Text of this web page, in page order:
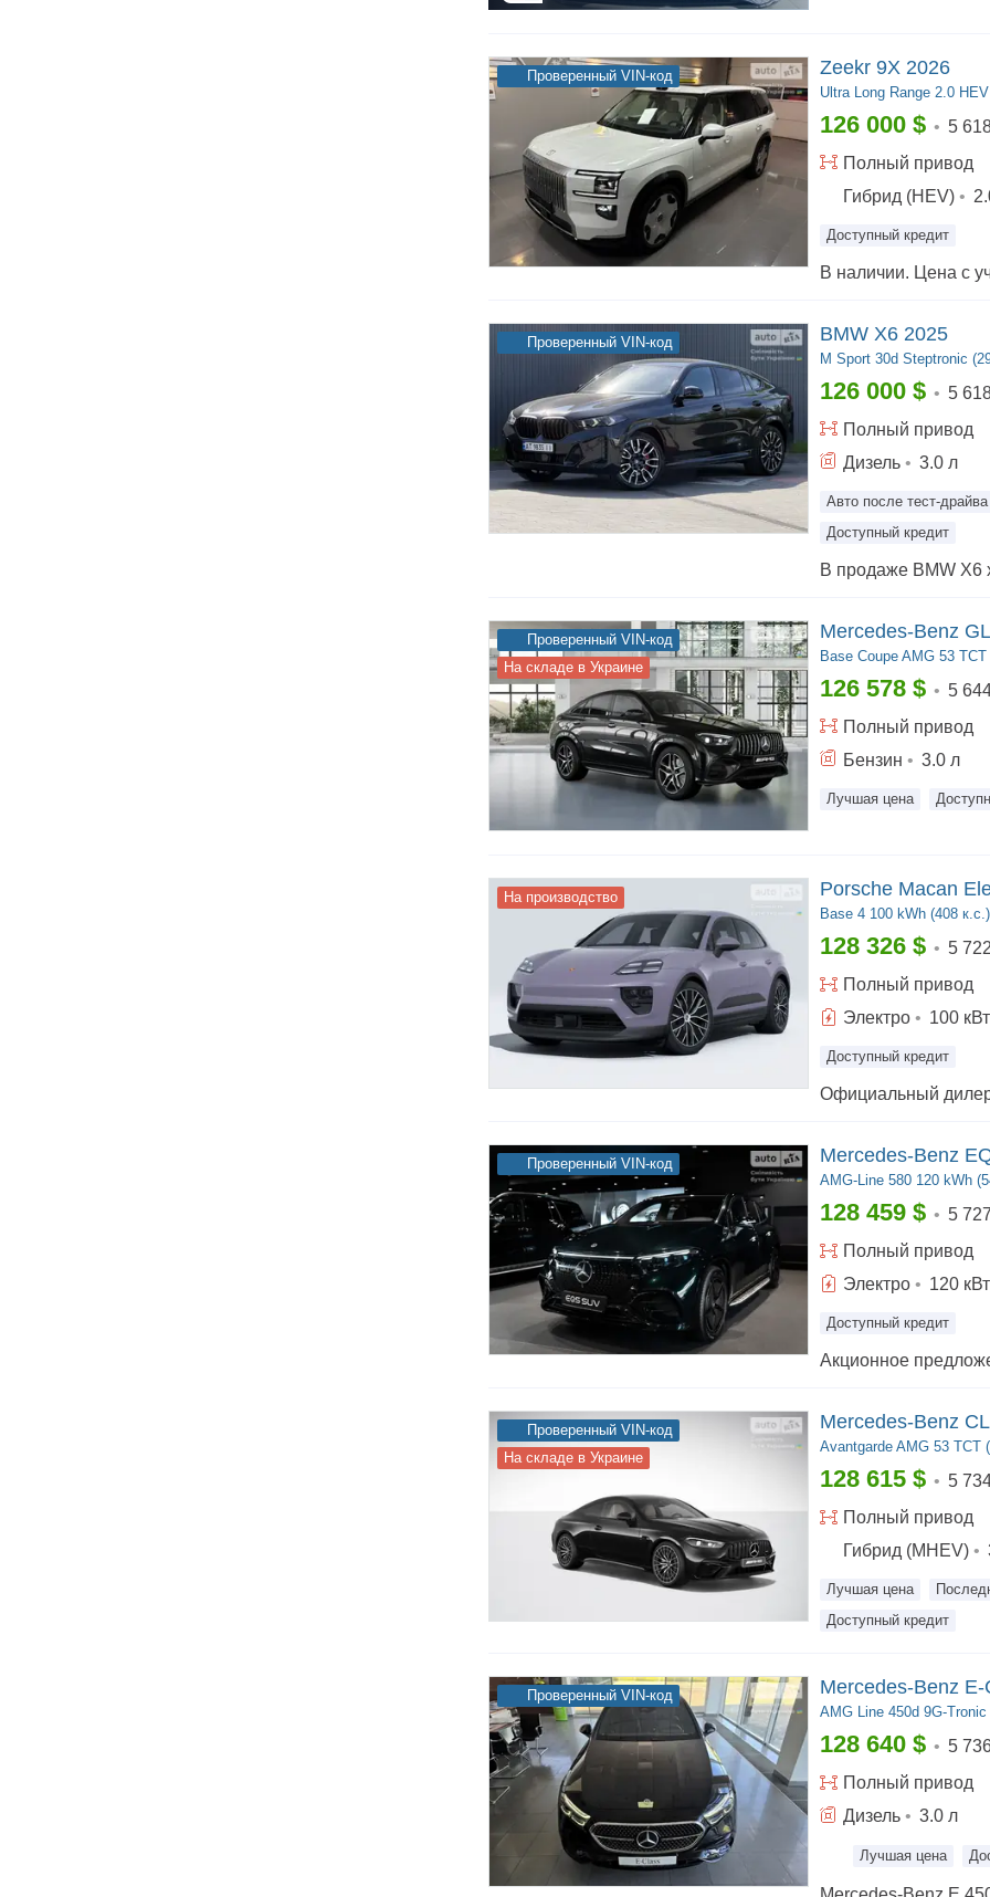
Zeekr 9X 2026
Ultra Long Range 2.0
126 000 $ • 5
Полный привод
Гибрид (HEV) •
Проверенный VIN-код
Доступный кредит
BMW X6 2025
M Sport 30d Steptronic
126 000 $ • 5
Полный привод
Дизель • 3.0 л
Проверенный VIN-код
Авто после тест-драйва
Доступный кредит
Mercedes-Benz
Base Coupe AMG 53
126 578 $ • 5
Полный привод
Бензин • 3.0 л
Проверенный VIN-код
На складе в Украине
Лучшая цена
Porsche Macan
Base 4 100 kWh (408 к.с.)
128 326 $ • 5
Полный привод
Электро • 100
На производство
Доступный кредит
Mercedes-Benz
AMG-Line 580 120 kWh
128 459 $ • 5
Полный привод
Электро • 120
Проверенный VIN-код
Доступный кредит
Акционное
Mercedes-Benz
Avantgarde AMG 53 TCT
128 615 $ • 5
Полный привод
Гибрид (MHEV) •
Проверенный VIN-код
На складе в Украине
Лучшая цена
Доступный кредит
Mercedes-Benz
AMG Line 450d 9G-
128 640 $ • 5
Полный привод
Дизель • 3.0 л
Проверенный VIN-код
Лучшая цена